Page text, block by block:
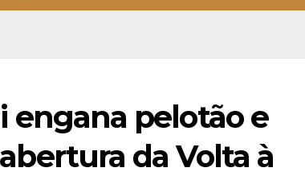
engana pelotão e
da Volta à